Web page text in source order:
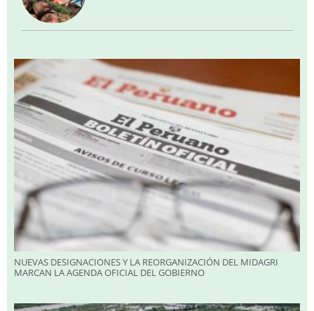
NUEVAS DESIGNACIONES Y LA REORGANIZACIÓN DEL MIDAGRI
MARCAN LA AGENDA OFICIAL DEL GOBIERNO